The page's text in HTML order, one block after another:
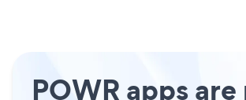
POWR apps